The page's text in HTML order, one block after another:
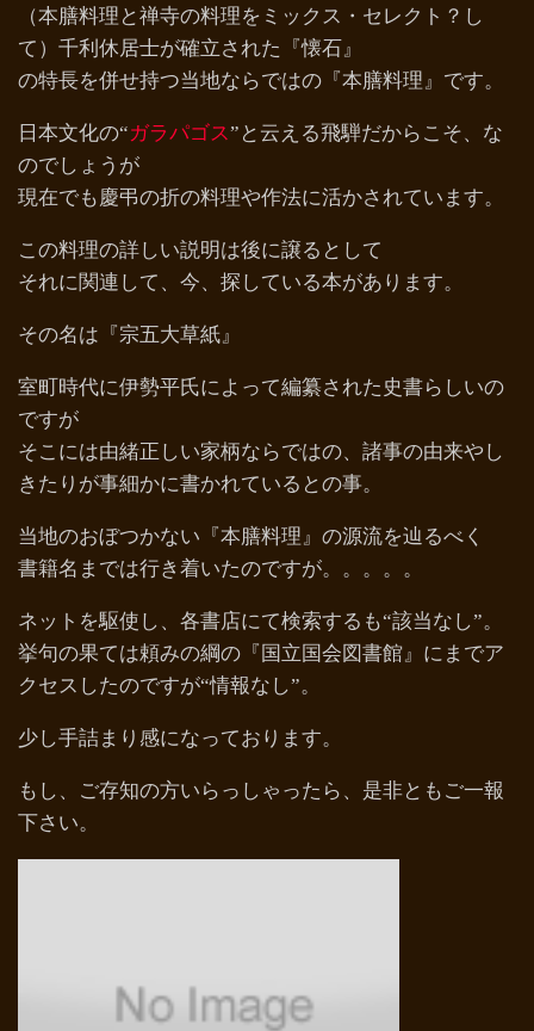
（本膳料理と禅寺の料理をミックス・セレクト？し
て）千利休居士が確立された『懐石』
の特長を併せ持つ当地ならではの『本膳料理』です。
日本文化の“ガラパゴス”と云える飛騨だからこそ、な
のでしょうが
現在でも慶弔の折の料理や作法に活かされています。
この料理の詳しい説明は後に譲るとして
それに関連して、今、探している本があります。
その名は『宗五大草紙』
室町時代に伊勢平氏によって編纂された史書らしいの
ですが
そこには由緒正しい家柄ならではの、諸事の由来やし
きたりが事細かに書かれているとの事。
当地のおぼつかない『本膳料理』の源流を辿るべく
書籍名までは行き着いたのですが。。。。。
ネットを駆使し、各書店にて検索するも“該当なし”。
挙句の果ては頼みの綱の『国立国会図書館』にまでア
クセスしたのですが“情報なし”。
少し手詰まり感になっております。
もし、ご存知の方いらっしゃったら、是非ともご一報
下さい。